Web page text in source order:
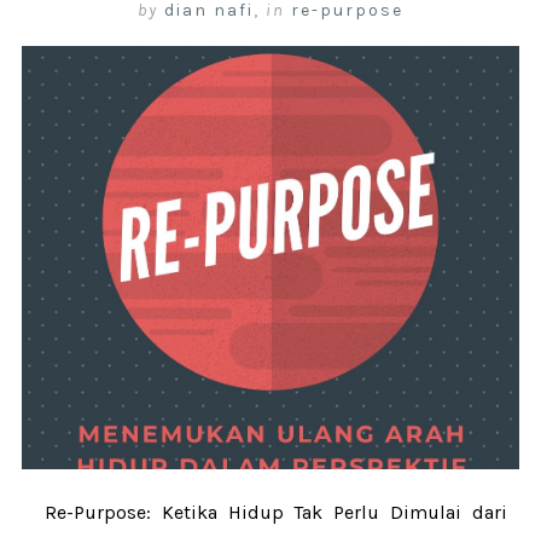
by dian nafi , in re-purpose
Re-Purpose: Ketika Hidup Tak Perlu Dimulai dari